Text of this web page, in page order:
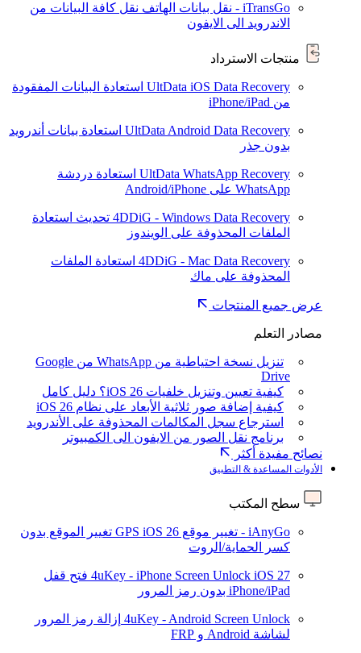
iTransGo - نقل بيانات الهاتف
نقل كافة البيانات من
الاندرويد الى الايفون
منتجات الاسترداد
UltData iOS Data Recovery استعادة البيانات المفقودة
من iPhone/iPad
UltData Android Data Recovery استعادة بيانات أندرويد
بدون جذر
UltData WhatsApp Recovery استعادة دردشة
WhatsApp على Android/iPhone
4DDiG - Windows Data Recovery تحديث استعادة
الملفات المحذوفة على الويندوز
4DDiG - Mac Data Recovery استعادة الملفات
المحذوفة على ماك
عرض جميع المنتجات
مصادر التعلم
تنزيل نسخة احتياطية من WhatsApp من Google
Drive
كيفية تعيين وتنزيل خلفيات iOS 26؟ دليل كامل
كيفية إضافة صور ثلاثية الأبعاد على نظام iOS 26
استرجاع سجل المكالمات المحذوفة على الأندرويد
برنامج نقل الصور من الايفون الى الكمبيوتر
نصائح مفيدة أكثر
الأدوات المساعدة & التطبيق
سطح المكتب
iAnyGo - تغيير موقع GPS iOS 26
تغيير الموقع بدون
كسر الحماية/الروت
4uKey - iPhone Screen Unlock iOS 27
فتح قفل
iPhone/iPad بدون رمز المرور
4uKey - Android Screen Unlock إزالة رمز المرور
لشاشة Android و FRP